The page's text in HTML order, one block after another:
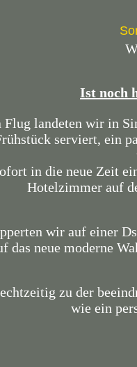
Ist noch
Flug landeten wir in
serviert, ein
in die neue Zeit
Hotelzimmer auf
wir auf einer
das neue moderne
zu der
wie ein